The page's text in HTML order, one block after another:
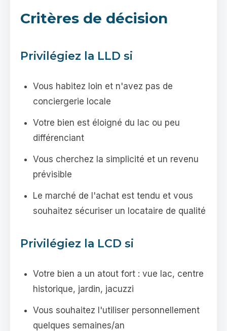
Critères de décision
Privilégiez la LLD si
Vous habitez loin et n'avez pas de
conciergerie locale
Votre bien est éloigné du lac ou peu
différenciant
Vous cherchez la simplicité et un revenu
prévisible
Le marché de l'achat est tendu et vous
souhaitez sécuriser un locataire de qualité
Privilégiez la LCD si
Votre bien a un atout fort : vue lac, centre
historique, jardin, jacuzzi
Vous souhaitez l'utiliser personnellement
quelques semaines/an